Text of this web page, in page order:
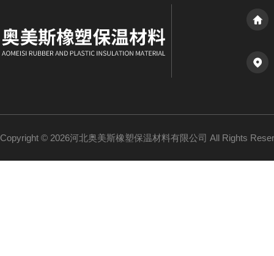
Copyright © 2026河北奥美斯橡塑保温材料有限公司 All Rights